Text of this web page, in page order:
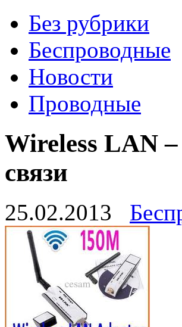
Без рубрики
Беспроводные
Новости
Проводные
Wireless LAN
связи
25.02.2013